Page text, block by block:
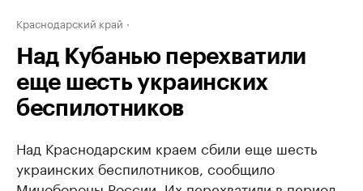
Краснодарский край
Над Кубанью перехватили
еще шесть украинских
беспилотников
Над Краснодарским краем сбили еще шесть
украинских беспилотников, сообщило